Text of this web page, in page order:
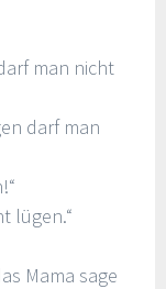
man nicht
darf man
lügen.“
Mama sage